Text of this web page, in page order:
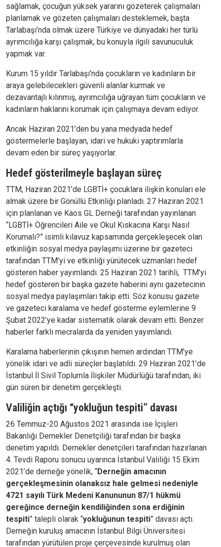
sağlamak, çocuğun yüksek yararını gözeterek çalışmaları
planlamak ve gözeten çalışmaları desteklemek, başta
Tarlabaşı’nda olmak üzere Türkiye ve dünyadaki her türlü
ayrımcılığa karşı çalışmak, bu konuyla ilgili savunuculuk
yapmak var.
Kurum 15 yıldır Tarlabaşı’nda çocukların ve kadınların bir
araya gelebilecekleri güvenli alanlar kurmak ve
dezavantajlı kılınmış, ayrımcılığa uğrayan tüm çocukların ve
kadınların haklarını korumak için çalışmaya devam ediyor.
Ancak Haziran 2021’den bu yana medyada hedef
göstermelerle başlayan, idari ve hukuki yaptırımlarla
devam eden bir süreç yaşıyorlar.
Hedef gösterilmeyle başlayan süreç
TTM, Haziran 2021’de LGBTİ+ çocuklara ilişkin konuları ele
almak üzere bir Gönüllü Etkinliği planladı. 27 Haziran 2021
için planlanan ve Kaos GL Derneği tarafından yayınlanan
“LGBTİ+ Öğrencileri Aile ve Okul Kıskacına Karşı Nasıl
Korumalı?” isimli kılavuz kapsamında gerçekleşecek olan
etkinliğin sosyal medya paylaşımı üzerine bir gazeteci
tarafından TTM’yi ve etkinliği yürütecek uzmanları hedef
gösteren haber yayımlandı. 25 Haziran 2021 tarihli, TTM'yi
hedef gösteren bir başka gazete haberini aynı gazetecinin
sosyal medya paylaşımları takip etti. Söz konusu gazete
ve gazeteci karalama ve hedef gösterme eylemlerine 9
Şubat 2022’ye kadar sistematik olarak devam etti. Benzer
haberler farklı mecralarda da yeniden yayımlandı.
Karalama haberlerinin çıkışının hemen ardından TTM’ye
yönelik idari ve adli süreçler başlatıldı. 29 Haziran 2021’de
İstanbul İl Sivil Toplumla İlişkiler Müdürlüğü tarafından, iki
gün süren bir denetim gerçekleşti.
Valiliğin açtığı “yokluğun tespiti” davası
26 Temmuz-20 Ağustos 2021 arasında ise İçişleri
Bakanlığı Dernekler Denetçiliği tarafından bir başka
denetim yapıldı. Dernekler denetçileri tarafından hazırlanan
4. Tevdi Raporu sonucu uyarınca İstanbul Valiliği 15 Ekim
2021’de derneğe yönelik, “Derneğin amacının
gerçekleşmesinin olanaksız hale gelmesi nedeniyle
4721 sayılı Türk Medeni Kanununun 87/1 hükmü
gereğince derneğin kendiliğinden sona erdiğinin
tespiti” talepli olarak “yokluğunun tespiti” davası açtı.
Derneğin kuruluş amacının İstanbul Bilgi Üniversitesi
tarafından yürütülen proje çerçevesinde kurulmuş olan